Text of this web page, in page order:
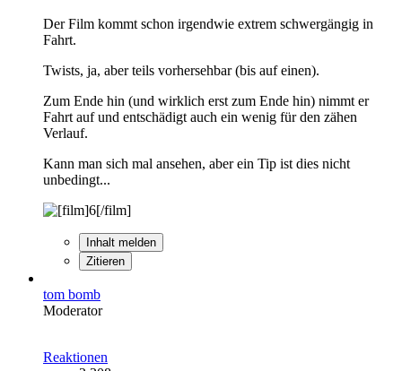
Der Film kommt schon irgendwie extrem schwergängig in
Fahrt.
Twists, ja, aber teils vorhersehbar (bis auf einen).
Zum Ende hin (und wirklich erst zum Ende hin) nimmt er
Fahrt auf und entschädigt auch ein wenig für den zähen
Verlauf.
Kann man sich mal ansehen, aber ein Tip ist dies nicht
unbedingt...
Inhalt melden
Zitieren
tom bomb
Moderator
Reaktionen